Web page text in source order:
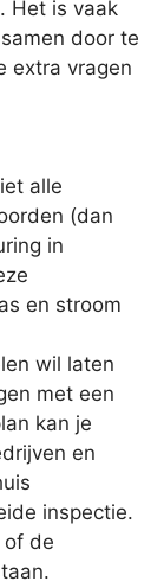
Het is vaak
door te
extra vragen
alle
(dan
in
en stroom
wil laten
met een
kan je
en
inspectie.
of de